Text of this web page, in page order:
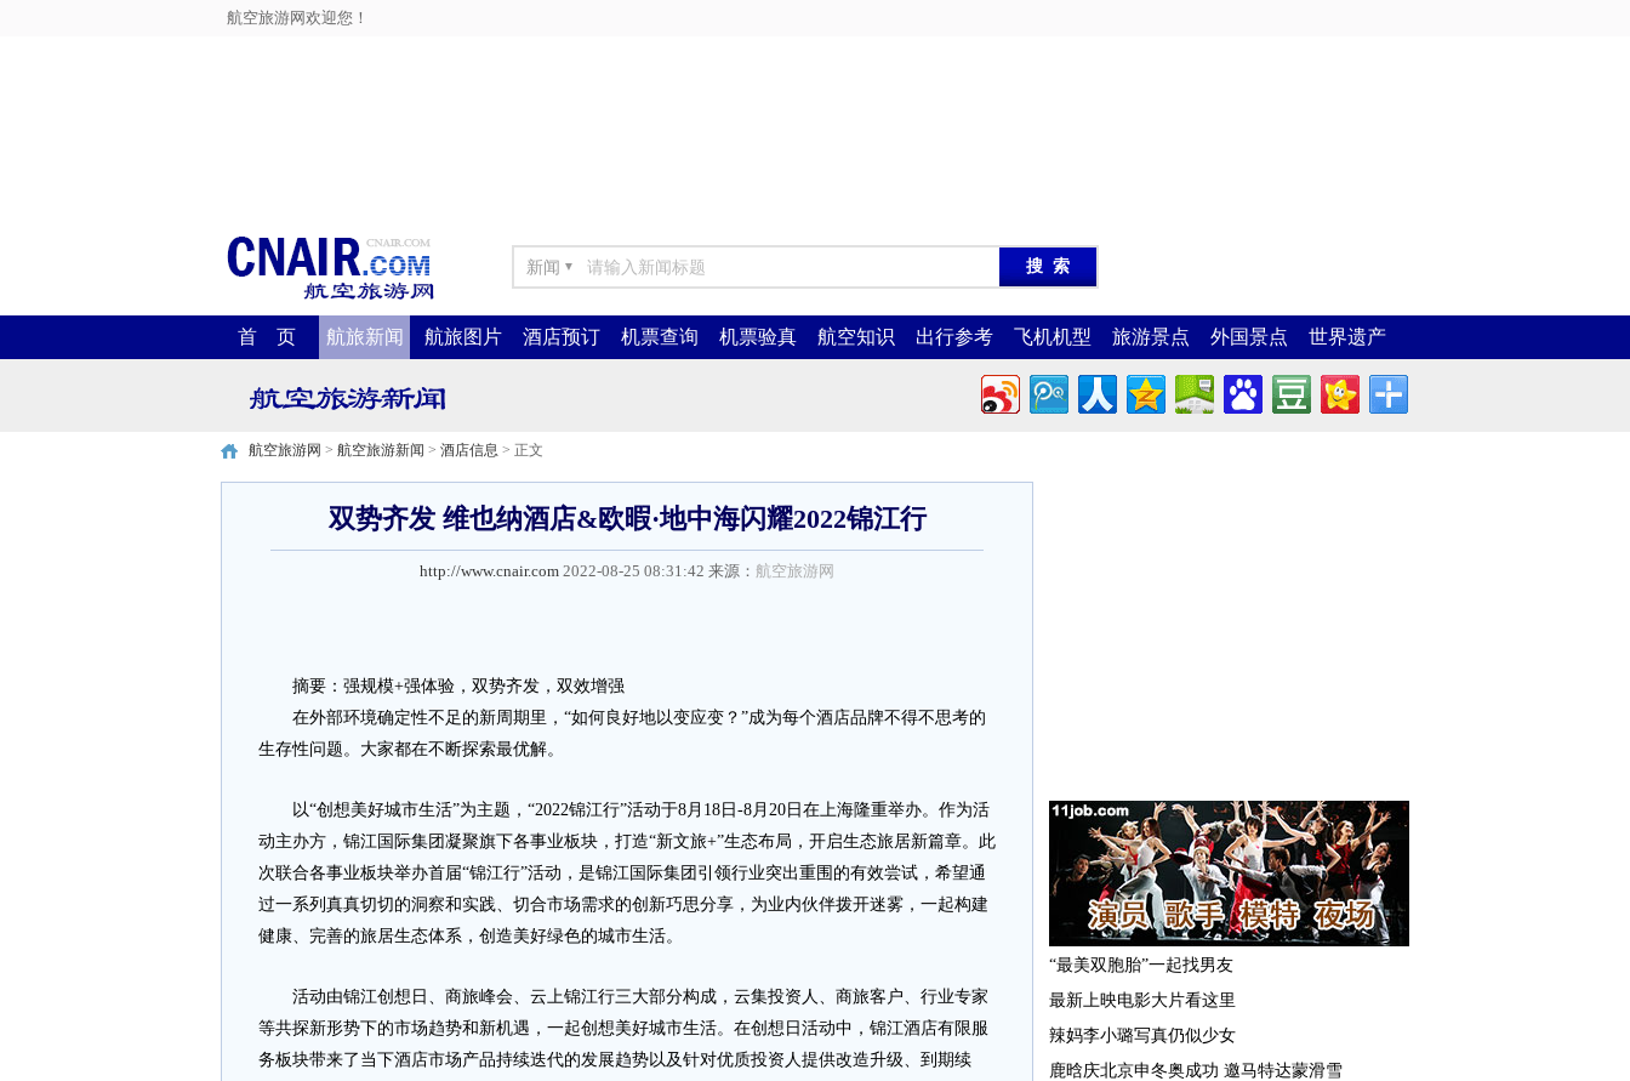
航空旅游网欢迎您！
新闻 ▼
首 页 航旅新闻 航旅图片 酒店预订 机票查询 机票验真 航空知识 出行参考 飞机机型 旅游景点 外国景点 世界遗产
航空旅游网 > 航空旅游新闻 > 酒店信息 > 正文
双势齐发 维也纳酒店&欧暇·地中海闪耀2022锦江行
http://www.cnair.com 2022-08-25 08:31:42 来源： 航空旅游网
摘要：强规模+强体验，双势齐发，双效增强
在外部环境确定性不足的新周期里，“如何良好地以变应变？”成为每个酒店品牌不得不思考的
生存性问题。大家都在不断探索最优解。
以“创想美好城市生活”为主题，“2022锦江行”活动于8月18日-8月20日在上海隆重举办。作为活
动主办方，锦江国际集团凝聚旗下各事业板块，打造“新文旅+”生态布局，开启生态旅居新篇章。此
次联合各事业板块举办首届“锦江行”活动，是锦江国际集团引领行业突出重围的有效尝试，希望通
过一系列真真切切的洞察和实践、切合市场需求的创新巧思分享，为业内伙伴拨开迷雾，一起构建
健康、完善的旅居生态体系，创造美好绿色的城市生活。
活动由锦江创想日、商旅峰会、云上锦江行三大部分构成，云集投资人、商旅客户、行业专家
等共探新形势下的市场趋势和新机遇，一起创想美好城市生活。在创想日活动中，锦江酒店有限服
务板块带来了当下酒店市场产品持续迭代的发展趋势以及针对优质投资人提供改造升级、到期续